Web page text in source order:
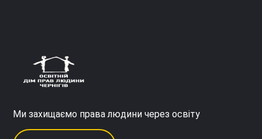
Ми захищаємо права людини через освіту